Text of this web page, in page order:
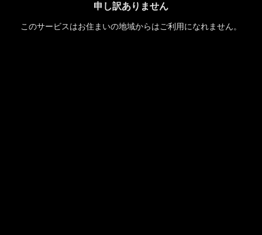
申し訳ありません
このサービスはお住まいの地域からはご利用になれません。